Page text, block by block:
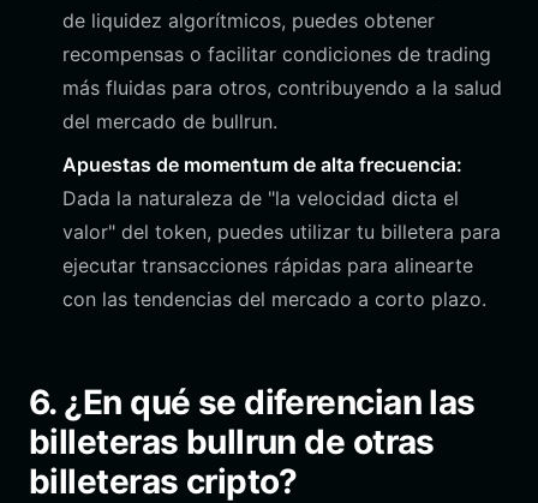
de liquidez algorítmicos, puedes obtener
recompensas o facilitar condiciones de trading
más fluidas para otros, contribuyendo a la salud
del mercado de bullrun.
Apuestas de momentum de alta frecuencia:
Dada la naturaleza de "la velocidad dicta el
valor" del token, puedes utilizar tu billetera para
ejecutar transacciones rápidas para alinearte
con las tendencias del mercado a corto plazo.
6. ¿En qué se diferencian las
billeteras bullrun de otras
billeteras cripto?